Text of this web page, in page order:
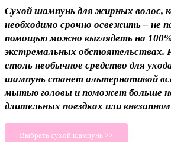
Сухой шампунь для жирных волос,
необходимо срочно освежить – не
помощью можно выглядеть на
экстремальных обстоятельствах.
столь необычное средство для
шампунь станет альтернативой
мытью головы и поможет больше
длительных поездках или
Выбрать сухой шампунь >>